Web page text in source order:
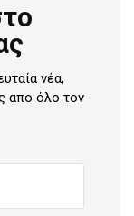
νέα,
απο όλο τον